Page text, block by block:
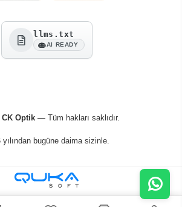
llms.txt
AI READY
CK Optik— Tüm hakları saklıdır.
yılından bugüne daima sizinle.